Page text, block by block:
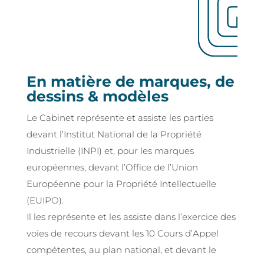
En matière de marques, de
dessins & modèles
Le Cabinet représente et assiste les parties
devant l’Institut National de la Propriété
Industrielle (INPI) et, pour les marques
européennes, devant l’Office de l’Union
Européenne pour la Propriété Intellectuelle
(EUIPO).
Il les représente et les assiste dans l’exercice des
voies de recours devant les 10 Cours d’Appel
compétentes, au plan national, et devant le